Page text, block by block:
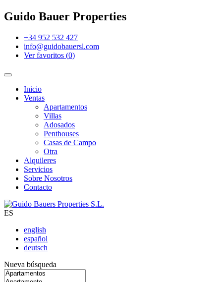
Guido Bauer Properties
+34 952 532 427
info@guidobauersl.com
Ver favoritos (0)
Inicio
Ventas
Apartamentos
Villas
Adosados
Penthouses
Casas de Campo
Otra
Alquileres
Servicios
Sobre Nosotros
Contacto
ES
english
español
deutsch
Nueva búsqueda